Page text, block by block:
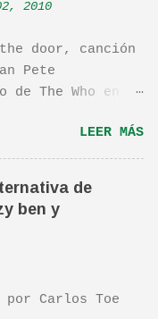
2010
door, canción
Pete
de The Who en
año, y que llego
La cancion
si, de hecho
cienes y cienes
dejo el vídeo de
película llamada
posts.Yo también
LEER MÁS
de
ben y
Carlos Toe